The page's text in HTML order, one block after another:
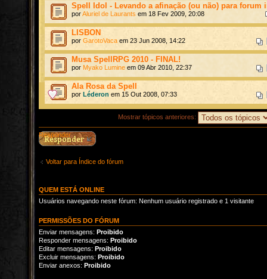
Spell Idol - Levando a afinação (ou não) para forum
porAluriel de Laurants em 18 Fev 2009, 20:08
LISBON
por GarotoVaca em 23 Jun 2008, 14:22
Musa SpellRPG 2010 - FINAL!
por Myako Lumine em 09 Abr 2010, 22:37
Ala Rosa da Spell
por Léderon em 15 Out 2008, 07:33
Mostrar tópicos anteriores:
Responder
Voltar para Índice do fórum
QUEM ESTÁ ONLINE
Usuários navegando neste fórum: Nenhum usuário registrado e 1 visitante
PERMISSÕES DO FÓRUM
Enviar mensagens: Proibido
Responder mensagens: Proibido
Editar mensagens: Proibido
Excluir mensagens: Proibido
Enviar anexos: Proibido